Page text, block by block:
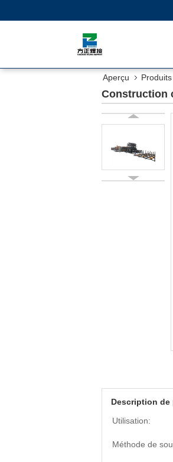
Aperçu Produits
Construction
Description
Utilisation:
Méthode de